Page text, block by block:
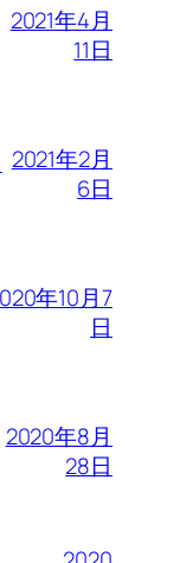
2021年4月
11日
2021年2月
6日
年10月7
日
2020年8月
28日